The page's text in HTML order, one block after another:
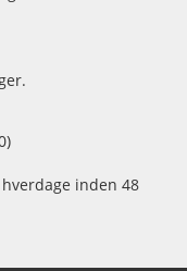
inden 48